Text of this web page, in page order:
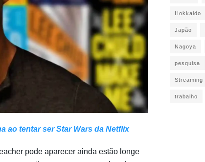
ao tentar ser Star Wars da Netflix
pode aparecer ainda estão longe
Hokkaido
Japão
Nagoya
pesquisa
Streaming
trabalho